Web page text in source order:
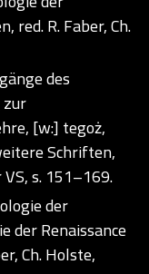
red. R. Faber, Ch.
des
[w:] tegoż,
Schriften,
s. 151–169.
der
der Renaissance
Ch. Holste,